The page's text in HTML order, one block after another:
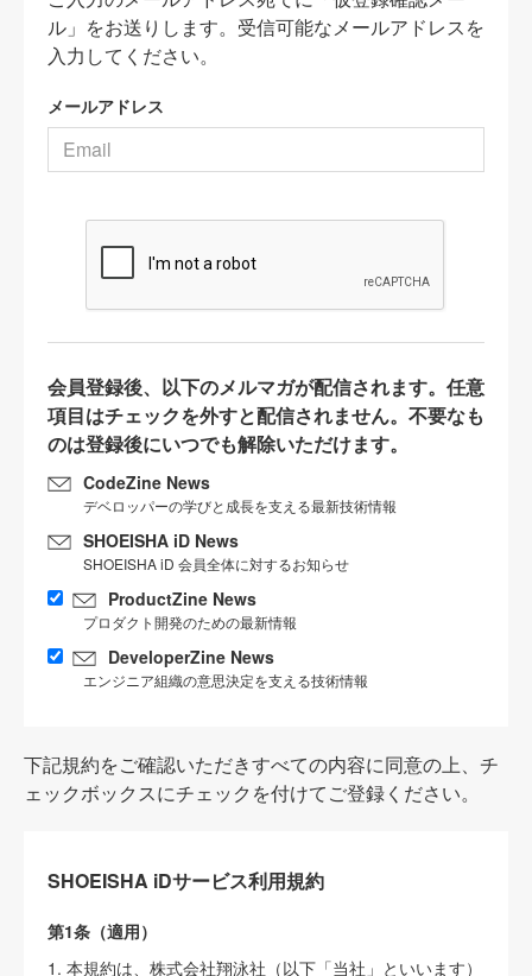
ル」をお送りします。受信可能なメールアドレスを
入力してください。
メールアドレス
会員登録後、以下のメルマガが配信されます。任意
項目はチェックを外すと配信されません。不要なも
のは登録後にいつでも解除いただけます。
CodeZine News
デベロッパーの学びと成長を支える最新技術情報
SHOEISHA iD News
SHOEISHA iD 会員全体に対するお知らせ
ProductZine News
プロダクト開発のための最新情報
DeveloperZine News
エンジニア組織の意思決定を支える技術情報
下記規約をご確認いただきすべての内容に同意の上、チ
ェックボックスにチェックを付けてご登録ください。
SHOEISHA iDサービス利用規約
第1条（適用）
1. 本規約は、株式会社翔泳社（以下「当社」といいます）